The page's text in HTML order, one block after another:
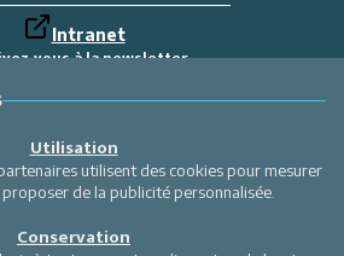
Intranet
vous à la newsletter
Labellemontagne
Utilisation
utilisent des cookies pour mesurer
de la publicité personnalisée.
Conservation